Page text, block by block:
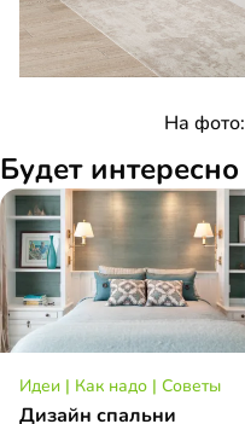
На фото:
Будет интересно
Идеи | Как надо | Советы
Дизайн спальни